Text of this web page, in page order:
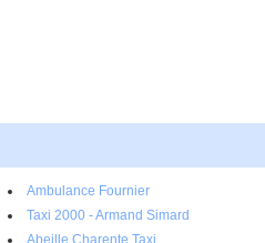
Ambulance Fournier
Taxi 2000 - Armand Simard
Abeille Charente Taxi